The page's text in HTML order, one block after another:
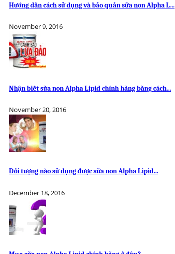
Hướng dẫn cách sử dụng và bảo quản sữa non Alpha L...
November 9, 2016
Nhận biết sữa non Alpha Lipid chính hãng bằng cách...
November 20, 2016
Đối tượng nào sử dụng được sữa non Alpha Lipid...
December 18, 2016